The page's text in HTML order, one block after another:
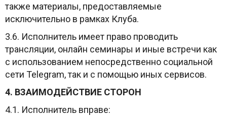
также материалы, предоставляемые
исключительно в рамках Клуба.
3.6. Исполнитель имеет право проводить
трансляции, онлайн семинары и иные встречи как
с использованием непосредственно социальной
сети Telegram, так и с помощью иных сервисов.
4. ВЗАИМОДЕЙСТВИЕ СТОРОН
4.1. Исполнитель вправе: